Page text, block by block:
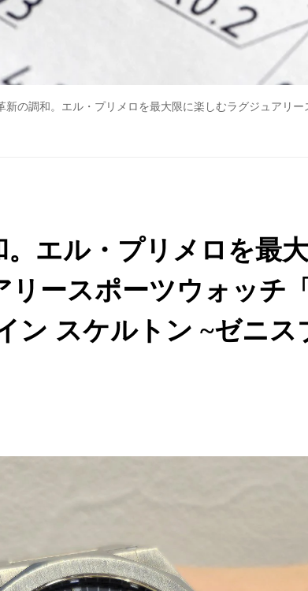
新の調和。エル・プリメロを最大限に楽しむラグジュアリ
エル・プリメロを最
リースポーツウォッチ
ン スケルトン ~ゼニス